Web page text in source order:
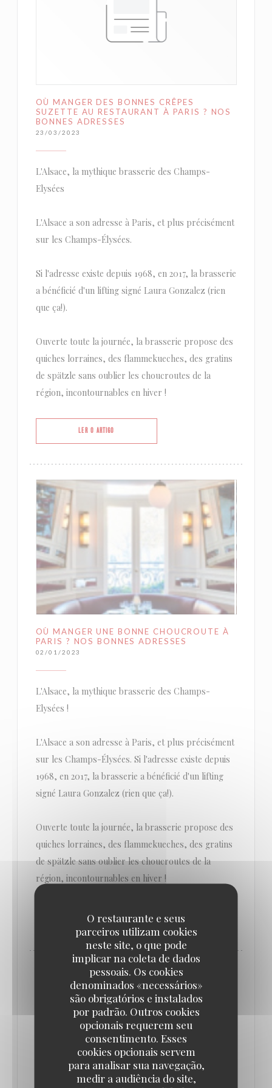
O restaurante e seus
parceiros utilizam cookies
neste site, o que pode
implicar na coleta de dados
pessoais. Os cookies
denominados «necessários»
são obrigatórios e instalados
por padrão. Outros cookies
opcionais requerem seu
consentimento. Esses
cookies opcionais servem
para analisar sua navegação,
medir a audiência do site,
OÙ MANGER DES BONNES CRÊPES
SUZETTE AU RESTAURANT À PARIS ? NOS
BONNES ADRESSES
23/03/2023
L'Alsace, la mythique brasserie des Champs-
Elysées
L'Alsace a son adresse à Paris, et plus précisément
sur les Champs-Élysées.
Si l'adresse existe depuis 1968, en 2017, la brasserie
a bénéficié d'un lifting signé Laura Gonzalez (rien
que ça!).
Ouverte toute la journée, la brasserie propose des
quiches lorraines, des flammekueches, des gratins
de spätzle sans oublier les choucroutes de la
région, incontournables en hiver !
LER O ARTIGO
OÙ MANGER UNE BONNE CHOUCROUTE À
PARIS ? NOS BONNES ADRESSES
02/01/2023
L'Alsace, la mythique brasserie des Champs-
Elysées !
L'Alsace a son adresse à Paris, et plus précisément
sur les Champs-Élysées. Si l'adresse existe depuis
1968, en 2017, la brasserie a bénéficié d'un lifting
signé Laura Gonzalez (rien que ça!).
Ouverte toute la journée, la brasserie propose des
quiches lorraines, des flammekueches, des gratins
de spätzle sans oublier les choucroutes de la
région, incontournables en hiver !
LER O ARTIGO((ABRE NUMA NOVA JANELA))